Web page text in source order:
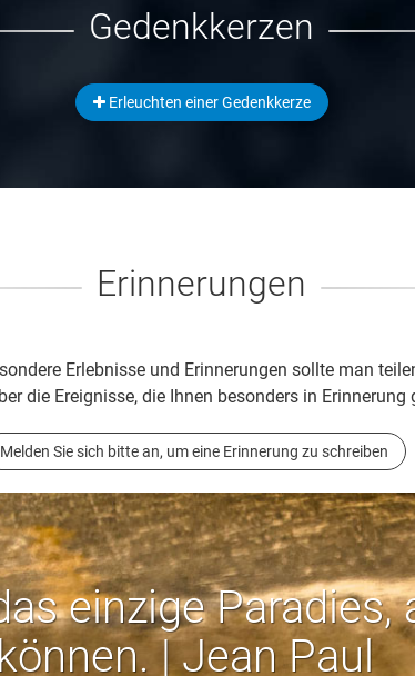
Gedenkkerzen
Erleuchten einer Gedenkkerze
Erinnerungen
Erlebnisse und Erinnerungen sollte man
die Ereignisse, die Ihnen besonders in Erinnerung
Melden Sie sich bitte an, um eine Erinnerung zu schreiben
einzige
| Jean Paul